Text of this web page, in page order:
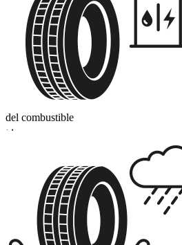
del combustible
D